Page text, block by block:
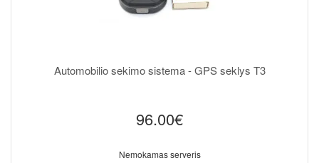
Automobilio sekimo sistema - GPS seklys T3
96.00€
Nemokamas serveris